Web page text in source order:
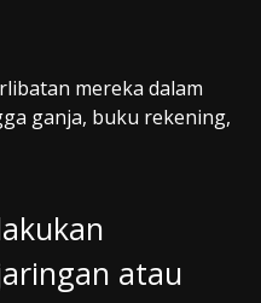
mereka dalam
ganja, buku rekening,
atau